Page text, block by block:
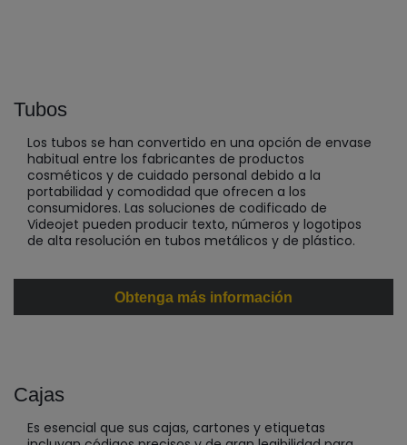
Tubos
Los tubos se han convertido en una opción de envase
habitual entre los fabricantes de productos
cosméticos y de cuidado personal debido a la
portabilidad y comodidad que ofrecen a los
consumidores. Las soluciones de codificado de
Videojet pueden producir texto, números y logotipos
de alta resolución en tubos metálicos y de plástico.
Obtenga más información
Cajas
Es esencial que sus cajas, cartones y etiquetas